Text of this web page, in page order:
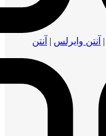
| آنتن وایرلس | آنتن